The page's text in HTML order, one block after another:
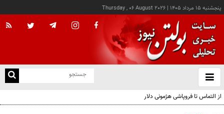
پنجشنبه ۱۵ مرداد ۱۴۰۵ |
Thursday , 06 August 2026
باز
و
از التماس تا فروپاشی هژمونی دلار